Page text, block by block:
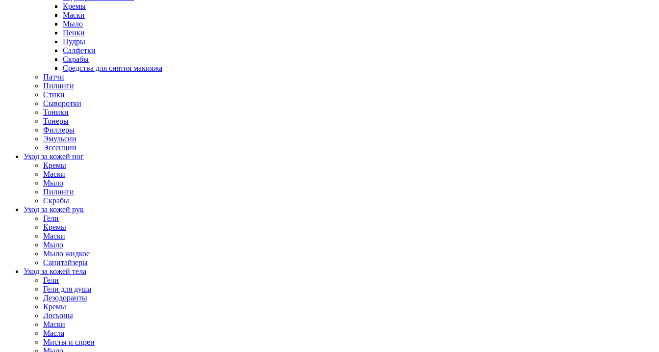
Кремы
Маски
Мыло
Пенки
Пудры
Салфетки
Скрабы
Средства для снятия макияжа
Патчи
Пилинги
Стики
Сыворотки
Тоники
Тонеры
Филлеры
Эмульсии
Эссенции
Уход за кожей ног
Кремы
Маски
Мыло
Пилинги
Скрабы
Уход за кожей рук
Гели
Кремы
Маски
Мыло
Мыло жидкое
Санитайзеры
Уход за кожей тела
Гели
Гели для душа
Дезодоранты
Кремы
Лосьоны
Маски
Масла
Мисты и спреи